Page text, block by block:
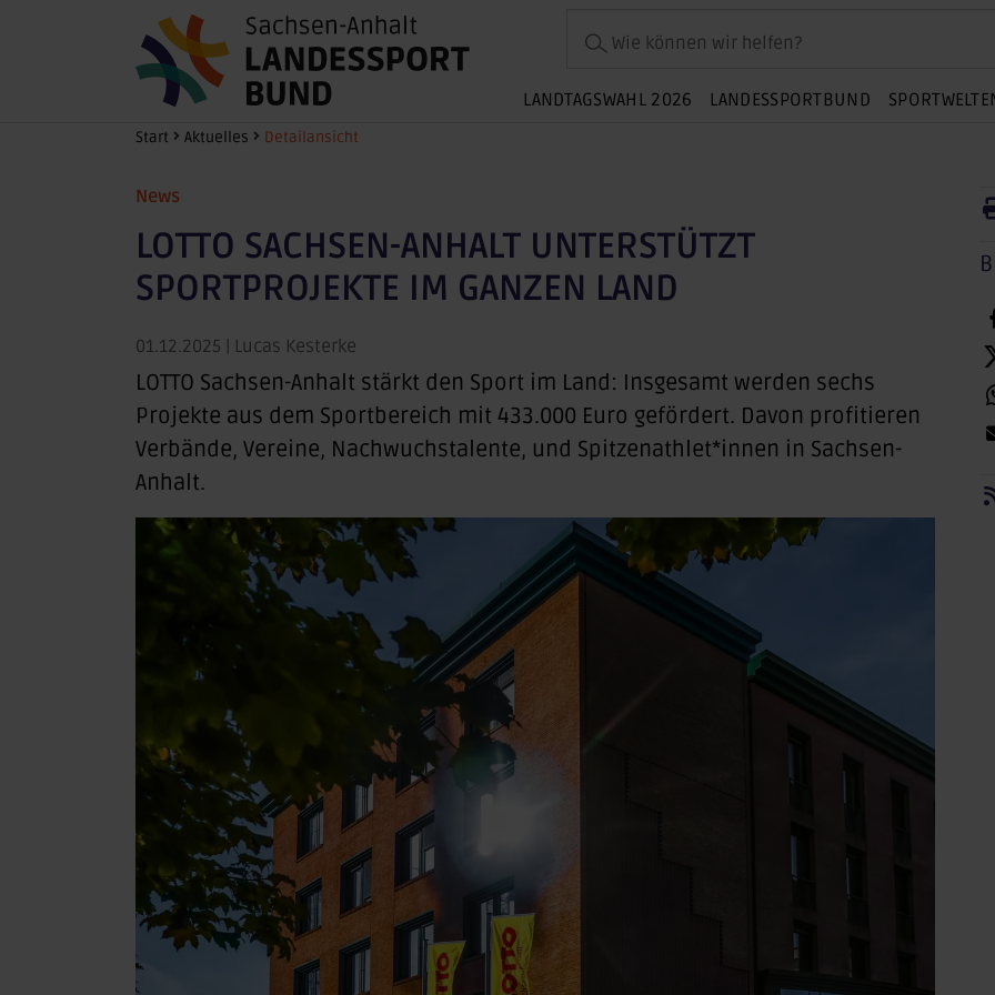
Zum Hauptinhalt springen
Wie können wir helfen?
LANDTAGSWAHL 2026 LANDESSPORTBUND
Sie sind hier:
Start Aktuelles Detailansicht
News
LOTTO SACHSEN-ANHALT UNTERSTÜTZT
SPORTPROJEKTE IM GANZEN LAND
01.12.2025 | Lucas Kesterke
LOTTO Sachsen-Anhalt stärkt den Sport im Land: Insgesamt werden sechs
Projekte aus dem Sportbereich mit 433.000 Euro gefördert. Davon profitieren
Verbände, Vereine, Nachwuchstalente, und Spitzenathlet*innen in Sachsen-
Anhalt.